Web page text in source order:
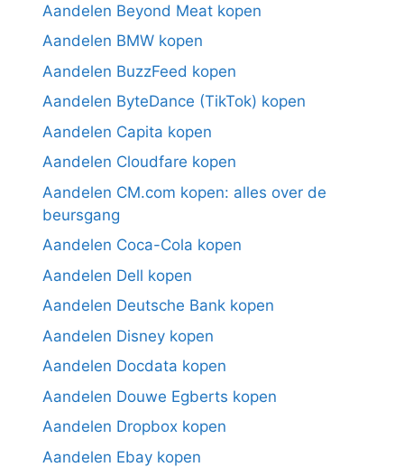
Aandelen Beyond Meat kopen
Aandelen BMW kopen
Aandelen BuzzFeed kopen
Aandelen ByteDance (TikTok) kopen
Aandelen Capita kopen
Aandelen Cloudfare kopen
Aandelen CM.com kopen: alles over de
beursgang
Aandelen Coca-Cola kopen
Aandelen Dell kopen
Aandelen Deutsche Bank kopen
Aandelen Disney kopen
Aandelen Docdata kopen
Aandelen Douwe Egberts kopen
Aandelen Dropbox kopen
Aandelen Ebay kopen